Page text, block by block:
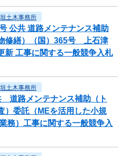
土木事務所
公共 道路メンテナンス補助
修繕）（国）365号 上石津
新 工事に関する一般競争入札
土木事務所
道路メンテナンス補助（ト
）委託（MEを活用した小規
務）工事に関する一般競争入